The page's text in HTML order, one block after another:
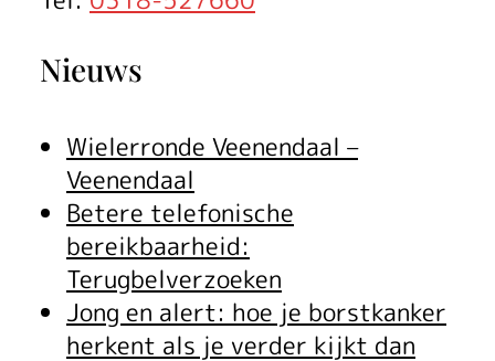
r
w
i
s
l
Nieuws
Wielerronde Veenendaal –
Veenendaal
Betere telefonische
bereikbaarheid:
Terugbelverzoeken
Jong en alert: hoe je borstkanker
herkent als je verder kijkt dan